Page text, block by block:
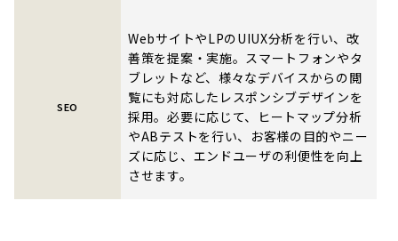
SEO
WebサイトやLPのUIUX分析を行い、改
善策を提案・実施。スマートフォンやタ
ブレットなど、様々なデバイスからの閲
覧にも対応したレスポンシブデザインを
採用。必要に応じて、ヒートマップ分析
やABテストを行い、お客様の目的やニー
ズに応じ、エンドユーザの利便性を向上
させます。